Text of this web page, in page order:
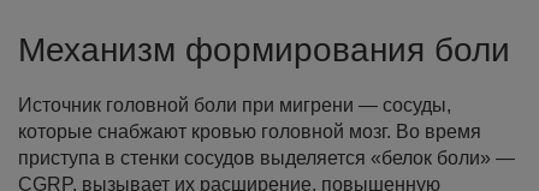
Механизм формирования боли
Источник головной боли при мигрени — сосуды,
которые снабжают кровью головной мозг. Во время
приступа в стенки сосудов выделяется «белок боли» —
CGRP, вызывает их расширение, повышенную